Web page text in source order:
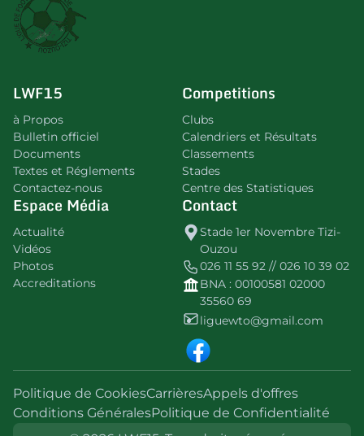
LWF15
à Propos
Bulletin officiel
Documents
Textes et Réglements
Contactez-nous
Competitions
Clubs
Calendriers et Résultats
Classements
Stades
Centre des Statistiques
Espace Média
Actualité
Vidéos
Photos
Accreditations
Contact
Stade 1er Novembre Tizi-
Ouzou
026 11 55 92 // 026 10 39 02
BNA : 00100581 02000
35560 69
liguewto@gmail.com
Politique de CookiesCarrièresAppels d'offres
Conditions GénéralesPolitique de Confidentialité